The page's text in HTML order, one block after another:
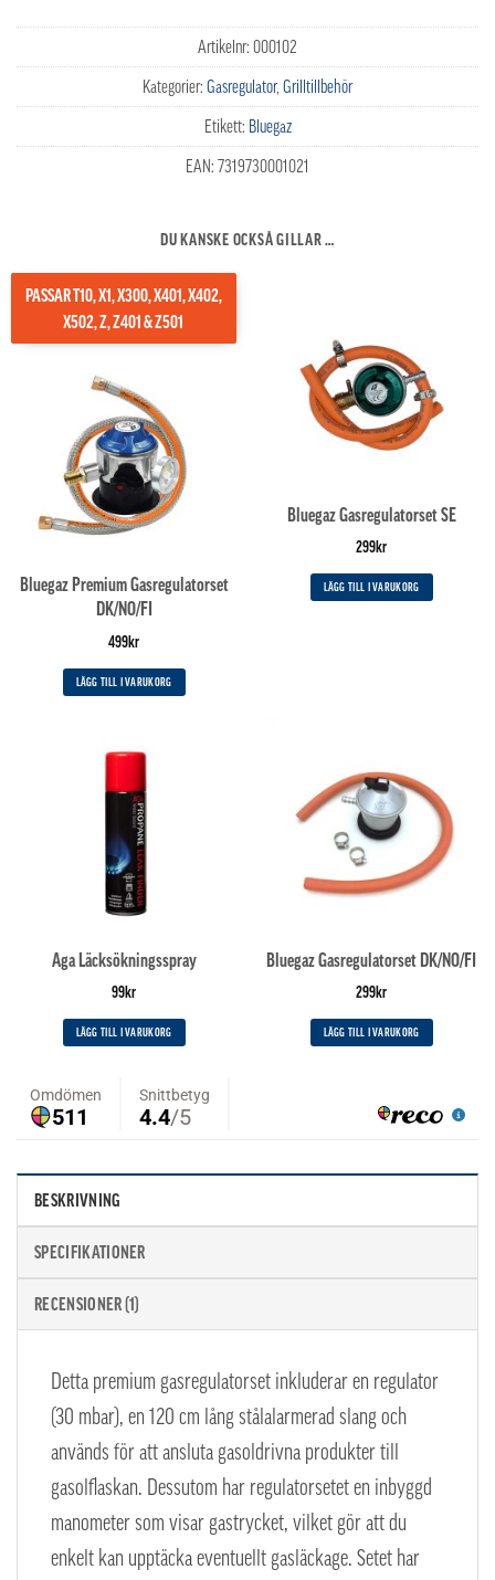
Artikelnr: 000102
Kategorier: Gasregulator, Grilltillbehör
Etikett: Bluegaz
EAN: 7319730001021
DU KANSKE OCKSÅ GILLAR …
PASSAR T10, X1, X300, X401, X402,
X502, Z, Z401 & Z501
Bluegaz Premium Gasregulatorset
DK/NO/FI
499kr
LÄGG TILL I VARUKORG
Bluegaz Gasregulatorset SE
299kr
LÄGG TILL I VARUKORG
Aga Läcksökningsspray
99kr
LÄGG TILL I VARUKORG
Bluegaz Gasregulatorset DK/NO/FI
299kr
LÄGG TILL I VARUKORG
BESKRIVNING
SPECIFIKATIONER
RECENSIONER (1)
Detta premium gasregulatorset inkluderar en regulator
(30 mbar), en 120 cm lång stålalarmerad slang och
används för att ansluta gasoldrivna produkter till
gasolflaskan. Dessutom har regulatorsetet en inbyggd
manometer som visar gastrycket, vilket gör att du
enkelt kan upptäcka eventuellt gasläckage. Setet har